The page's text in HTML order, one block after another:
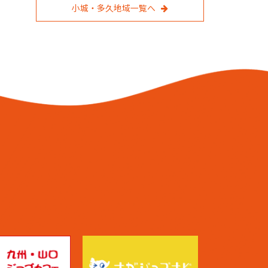
小城・多久地域一覧へ